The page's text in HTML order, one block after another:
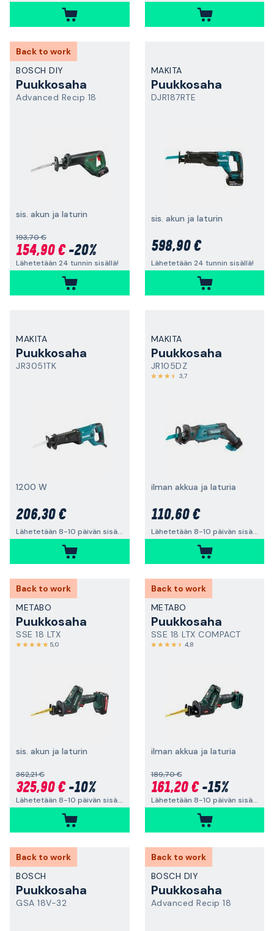
Back to work
BOSCH DIY
Puukkosaha
Advanced Recip 18
sis. akun ja laturin
193,70 €
154,90 €-20%
Lähetetään 24 tunnin sisällä!
MAKITA
Puukkosaha
DJR187RTE
sis. akun ja laturin
598,90 €
Lähetetään 24 tunnin sisällä!
MAKITA
Puukkosaha
JR3051TK
1200 W
206,30 €
Lähetetään 8-10 päivän sisällä
MAKITA
Puukkosaha
JR105DZ
3,7
ilman akkua ja laturia
110,60 €
Lähetetään 8-10 päivän sisällä
Back to work
METABO
Puukkosaha
SSE 18 LTX
5,0
sis. akun ja laturin
362,21 €
325,90 €-10%
Lähetetään 8-10 päivän sisällä
Back to work
METABO
Puukkosaha
SSE 18 LTX COMPACT
4,8
ilman akkua ja laturia
189,70 €
161,20 €-15%
Lähetetään 8-10 päivän sisällä
Back to work
BOSCH
Puukkosaha
GSA 18V-32
Back to work
BOSCH DIY
Puukkosaha
Advanced Recip 18